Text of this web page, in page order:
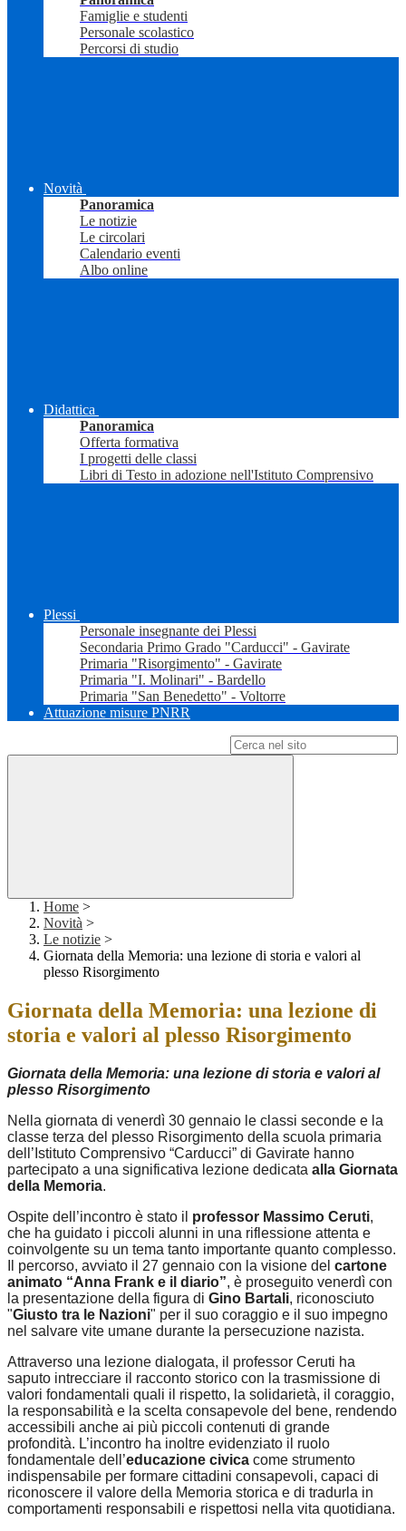
Famiglie e studenti
Personale scolastico
Percorsi di studio
Novità
Panoramica
Le notizie
Le circolari
Calendario eventi
Albo online
Didattica
Panoramica
Offerta formativa
I progetti delle classi
Libri di Testo in adozione nell'Istituto Comprensivo
Plessi
Personale insegnante dei Plessi
Secondaria Primo Grado "Carducci" - Gavirate
Primaria "Risorgimento" - Gavirate
Primaria "I. Molinari" - Bardello
Primaria "San Benedetto" - Voltorre
Attuazione misure PNRR
Home >
Novità >
Le notizie >
Giornata della Memoria: una lezione di storia e valori al
plesso Risorgimento
Giornata della Memoria: una lezione di
storia e valori al plesso Risorgimento
Giornata della Memoria: una lezione di storia e valori al
plesso Risorgimento
Nella giornata di venerdì 30 gennaio le classi seconde e la
classe terza del plesso Risorgimento della scuola primaria
dell’Istituto Comprensivo “Carducci” di Gavirate hanno
partecipato a una significativa lezione dedicata alla Giornata
della Memoria.
Ospite dell’incontro è stato il professor Massimo Ceruti,
che ha guidato i piccoli alunni in una riflessione attenta e
coinvolgente su un tema tanto importante quanto complesso.
Il percorso, avviato il 27 gennaio con la visione del cartone
animato “Anna Frank e il diario”, è proseguito venerdì con
la presentazione della figura di Gino Bartali, riconosciuto
"Giusto tra le Nazioni" per il suo coraggio e il suo impegno
nel salvare vite umane durante la persecuzione nazista.
Attraverso una lezione dialogata, il professor Ceruti ha
saputo intrecciare il racconto storico con la trasmissione di
valori fondamentali quali il rispetto, la solidarietà, il coraggio,
la responsabilità e la scelta consapevole del bene, rendendo
accessibili anche ai più piccoli contenuti di grande
profondità. L’incontro ha inoltre evidenziato il ruolo
fondamentale dell’educazione civica come strumento
indispensabile per formare cittadini consapevoli, capaci di
riconoscere il valore della Memoria storica e di tradurla in
comportamenti responsabili e rispettosi nella vita quotidiana.